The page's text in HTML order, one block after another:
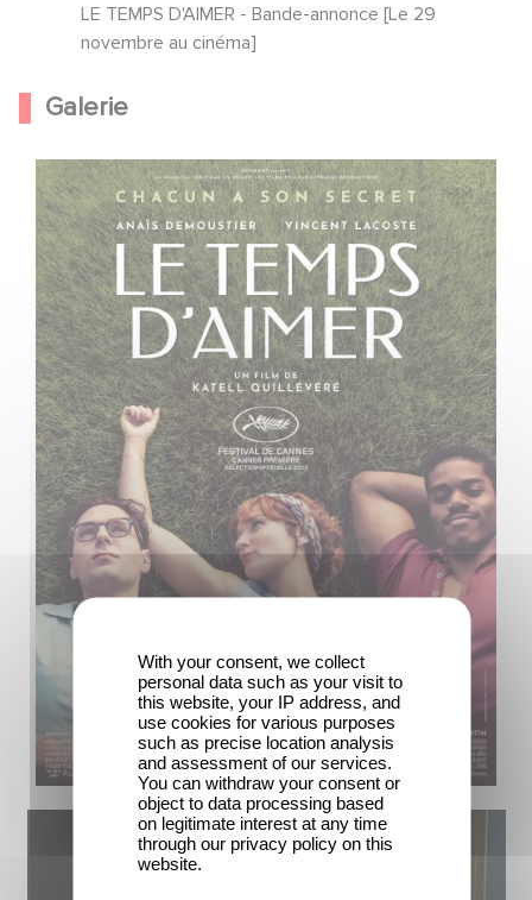
LE TEMPS D'AIMER - Bande-annonce [Le 29
novembre au cinéma]
Galerie
With your consent, we collect
personal data such as your visit to
this website, your IP address, and
use cookies for various purposes
such as precise location analysis
and assessment of our services.
You can withdraw your consent or
object to data processing based
on legitimate interest at any time
through our privacy policy on this
website.